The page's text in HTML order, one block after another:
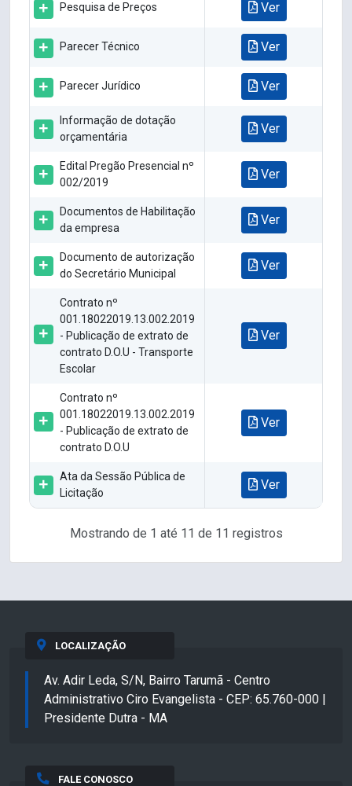
Pesquisa de Preços Ver
Parecer Técnico Ver
Parecer Jurídico Ver
Informação de dotação
orçamentária
Ver
Edital Pregão Presencial nº
002/2019
Ver
Documentos de Habilitação
da empresa
Ver
Documento de autorização
do Secretário Municipal
Ver
Contrato nº
001.18022019.13.002.2019
- Publicação de extrato de
contrato D.O.U - Transporte
Escolar
Ver
Contrato nº
001.18022019.13.002.2019
- Publicação de extrato de
contrato D.O.U
Ver
Ata da Sessão Pública de
Licitação
Ver
Mostrando de 1 até 11 de 11 registros
LOCALIZAÇÃO
Av. Adir Leda, S/N, Bairro Tarumã - Centro
Administrativo Ciro Evangelista - CEP: 65.760-000 |
Presidente Dutra - MA
FALE CONOSCO